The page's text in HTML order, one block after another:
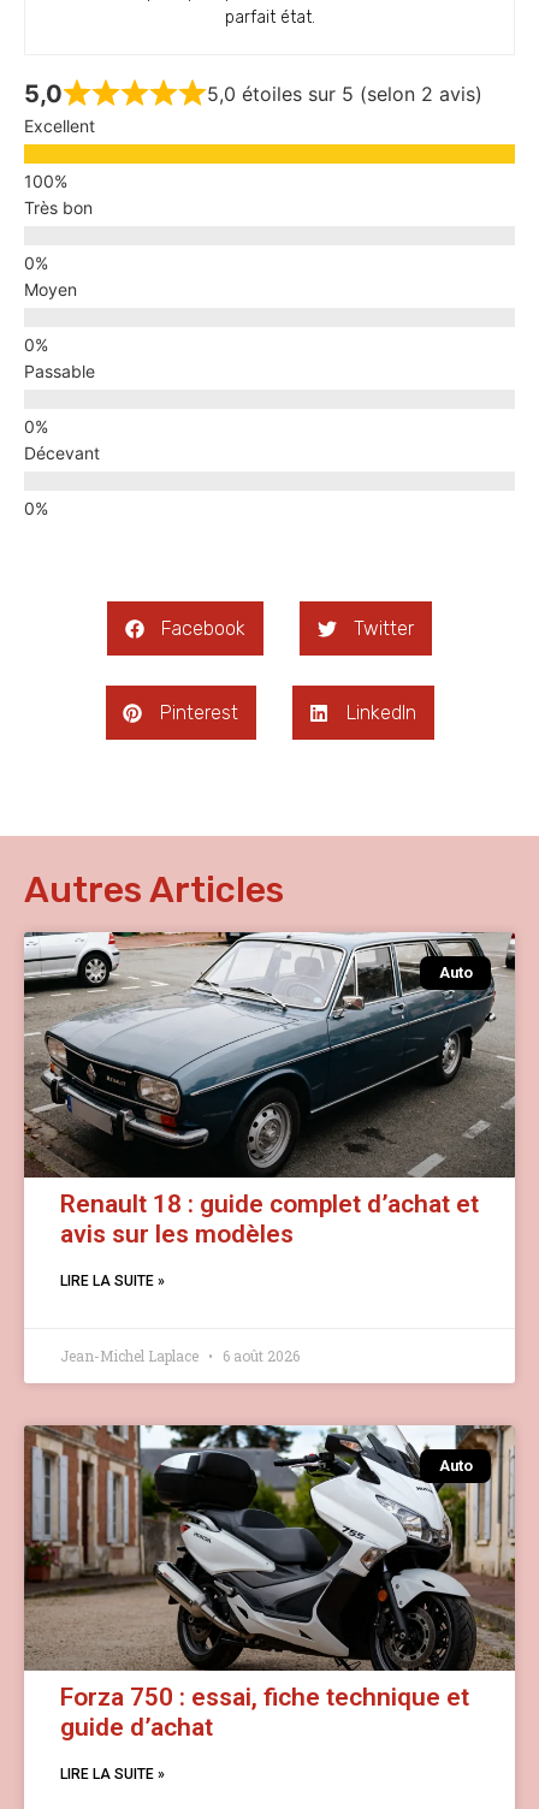
parfait état.
5,0 5,0 étoiles sur 5 (selon 2 avis)
Excellent
Très bon
Moyen
Passable
Décevant
Facebook Twitter
Pinterest LinkedIn
Autres Articles
Auto
Renault 18 : guide complet d’achat et
avis sur les modèles
LIRE LA SUITE »
Jean-Michel Laplace 6 août 2026
Auto
Forza 750 : essai, fiche technique et
guide d’achat
LIRE LA SUITE »